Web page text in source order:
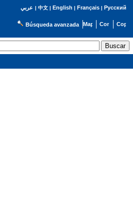
عربي | 中文| English | Français| Русский
Búsqueda avanzada